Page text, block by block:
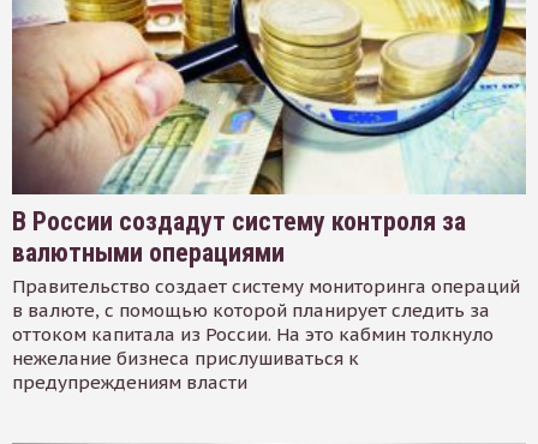
В России создадут систему контроля за
валютными операциями
Правительство создает систему мониторинга операций
в валюте, с помощью которой планирует следить за
оттоком капитала из России. На это кабмин толкнуло
нежелание бизнеса прислушиваться к
предупреждениям власти